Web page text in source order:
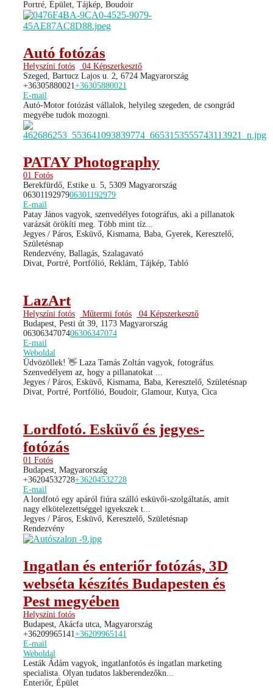
Portré, Épület, Tájkép, Boudoir
Autó fotózás
Helyszíni fotós
04 Képszerkesztő
Szeged, Bartucz Lajos u. 2, 6724 Magyarország
+36305880021 +36305880021
E-mail
Autó-Motor fotózást vállalok, helyileg szegeden, de csongrád
megyébe tudok mozogni.
PATAY Photography
01 Fotós
Berekfürdő, Estike u. 5, 5309 Magyarország
0630119297906301192979
E-mail
Patay János vagyok, szenvedélyes fotográfus, aki a pillanatok
varázsát örökíti meg. Több mint tíz...
Jegyes / Páros, Esküvő, Kismama, Baba, Gyerek, Keresztelő,
Születésnap
Rendezvény, Ballagás, Szalagavató
Divat, Portré, Portfólió, Reklám, Tájkép, Tabló
LazArt
Helyszíni fotós Műtermi fotós
04 Képszerkesztő
Budapest, Pesti út 39, 1173 Magyarország
0630634707406306347074
E-mail
Weboldal
Üdvözöllek! 👋 Laza Tamás Zoltán vagyok, fotográfus.
Szenvedélyem az, hogy a pillanatokat ...
Jegyes / Páros, Esküvő, Kismama, Baba, Keresztelő, Születésnap
Divat, Portré, Portfólió, Boudoir, Glamour, Kutya, Cica
Lordfotó. Esküvő és jegyes-
fotózás
01 Fotós
Budapest, Magyarország
+36204532728+36204532728
E-mail
A lordfotó egy apáról fiúra szálló esküvői-szolgáltatás, amit
nagy elkötelezettséggel igyekszek t...
Jegyes / Páros, Esküvő, Keresztelő, Születésnap
Rendezvény
Ingatlan és enteriőr fotózás, 3D
webséta készítés Budapesten és
Pest megyében
Helyszíni fotós
Budapest, Akácfa utca, Magyarország
+36209965141 +36209965141
E-mail
Weboldal
Lesták Ádám vagyok, ingatlanfotós és ingatlan marketing
specialista. Olyan tudatos lakberendezőkn...
Enteriőr, Épület